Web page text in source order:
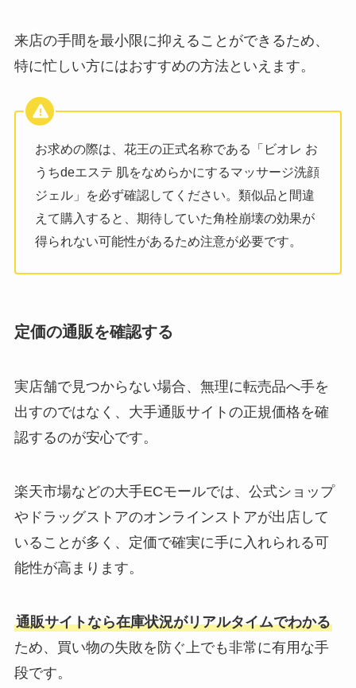
来店の手間を最小限に抑えることができるため、
特に忙しい方にはおすすめの方法といえます。
お求めの際は、花王の正式名称である「ビオレ お
うちdeエステ 肌をなめらかにするマッサージ洗顔
ジェル」を必ず確認してください。類似品と間違
えて購入すると、期待していた角栓崩壊の効果が
得られない可能性があるため注意が必要です。
定価の通販を確認する
実店舗で見つからない場合、無理に転売品へ手を
出すのではなく、大手通販サイトの正規価格を確
認するのが安心です。
楽天市場などの大手ECモールでは、公式ショップ
やドラッグストアのオンラインストアが出店して
いることが多く、定価で確実に手に入れられる可
能性が高まります。
通販サイトなら在庫状況がリアルタイムでわかる
ため、買い物の失敗を防ぐ上でも非常に有用な手
段です。